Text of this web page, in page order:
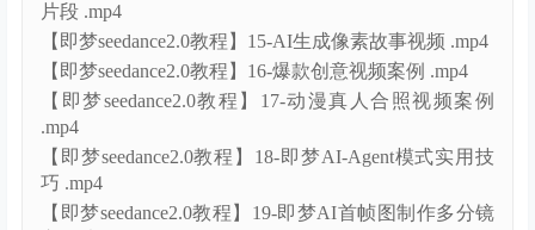
片段 .mp4
【即梦seedance2.0教程】15-AI生成像素故事视频 .mp4
【即梦seedance2.0教程】16-爆款创意视频案例 .mp4
【即梦seedance2.0教程】17-动漫真人合照视频案例
.mp4
【即梦seedance2.0教程】18-即梦AI-Agent模式实用技
巧 .mp4
【即梦seedance2.0教程】19-即梦AI首帧图制作多分镜